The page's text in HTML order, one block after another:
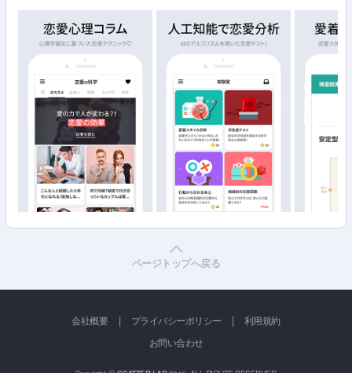
ページトップへ戻る
会社概要 | プライバシーポリシー |
利用規約
お問い合わせ